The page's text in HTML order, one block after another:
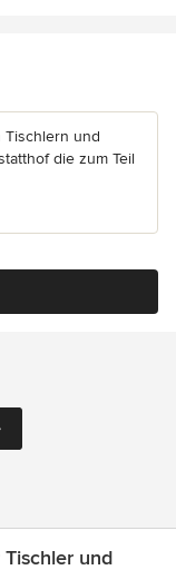
Tischlern und
die zum Teil
und